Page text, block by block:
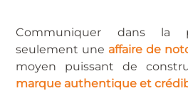
Communiquer dans la
seulement une affaire de
moyen puissant de
marque authentique et